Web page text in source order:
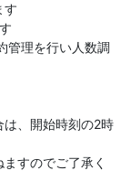
す
管理を行い人数調
、開始時刻の2時
すのでご了承く